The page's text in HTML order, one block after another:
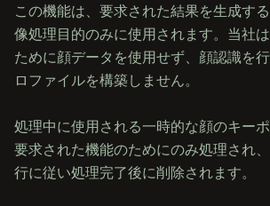
この機能は、要求された結果を生成す
像処理目的のみに使用されます。当社
ために顔データを使用せず、顔認識を
ロファイルを構築しません。
処理中に使用される一時的な顔のキーポ
要求された機能のためにのみ処理され